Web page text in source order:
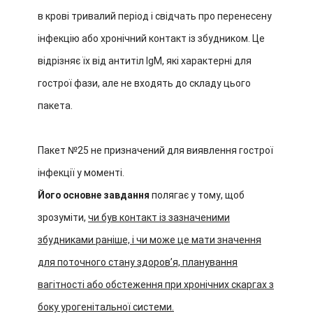
в крові тривалий період і свідчать про перенесену
інфекцію або хронічний контакт із збудником. Це
відрізняє їх від антитіл IgM, які характерні для
гострої фази, але не входять до складу цього
пакета.
Пакет №25 не призначений для виявлення гострої
інфекції у моменті.
Його основне завдання полягає у тому, щоб
зрозуміти, чи був контакт із зазначеними
збудниками раніше, і чи може це мати значення
для поточного стану здоровʼя, планування
вагітності або обстеження при хронічних скаргах з
боку урогенітальної системи.